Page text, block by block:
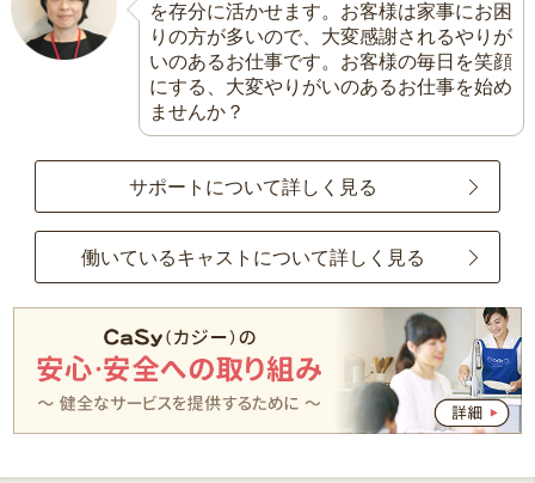
を存分に活かせます。お客様は家事にお困
りの方が多いので、大変感謝されるやりが
いのあるお仕事です。お客様の毎日を笑顔
にする、大変やりがいのあるお仕事を始め
ませんか？
サポートについて詳しく見る
働いているキャストについて詳しく見る